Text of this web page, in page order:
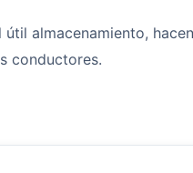
almacenamiento,
conductores.